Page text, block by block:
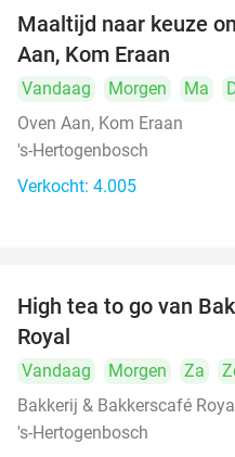
Maaltijd naar keuze
Aan, Kom Eraan
Vandaag Morgen Ma
Oven Aan, Kom Eraan
's-Hertogenbosch
Verkocht: 4.005
High tea to go van
Royal
Vandaag Morgen Za
Bakkerij & Bakkerscafé
's-Hertogenbosch